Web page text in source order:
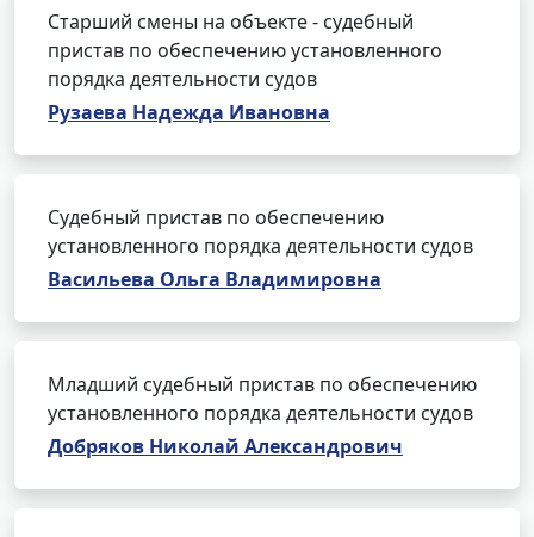
Старший смены на объекте - судебный
пристав по обеспечению установленного
порядка деятельности судов
Рузаева Надежда Ивановна
Судебный пристав по обеспечению
установленного порядка деятельности судов
Васильева Ольга Владимировна
Младший судебный пристав по обеспечению
установленного порядка деятельности судов
Добряков Николай Александрович